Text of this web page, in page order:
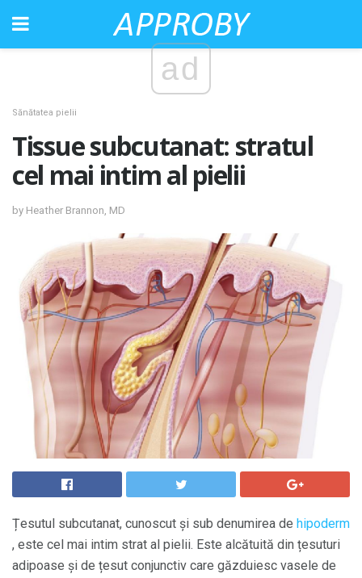
ad
Sănătatea pielii
Tissue subcutanat: stratul
cel mai intim al pielii
by Heather Brannon, MD
Țesutul subcutanat, cunoscut și sub denumirea de hipoderm
, este cel mai intim strat al pielii. Este alcătuită din țesuturi
adipoase și de țesut conjunctiv care găzduiesc vasele de